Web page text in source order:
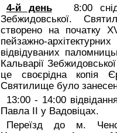
4-й день
8:00
Зебжидовської.
створено на початку
пейзажно-
відвідуваних
Кальварії
це своєрідна копія
Святилище було
13:00 ­- 14:00
Павла ІІ у Вадовіцах.
Переїзд до м.